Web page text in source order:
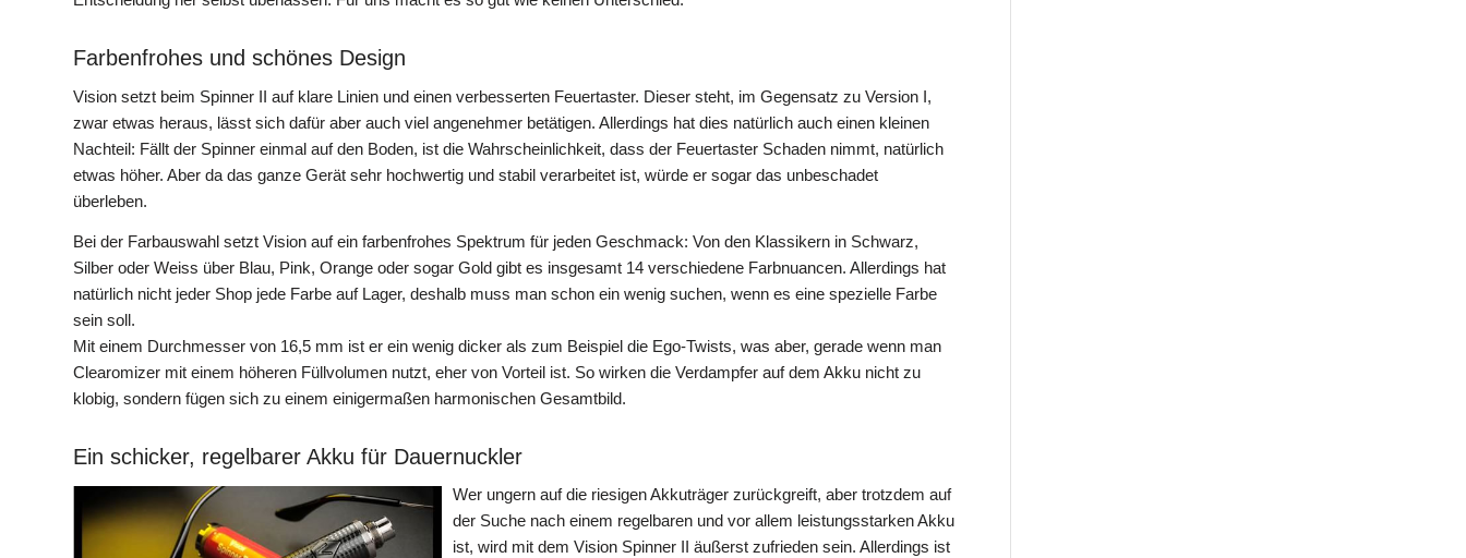
Farbenfrohes und schönes Design
Vision setzt beim Spinner II auf klare Linien und einen verbesserten Feuertaster. Dieser steht, im Gegensatz zu Version I,
zwar etwas heraus, lässt sich dafür aber auch viel angenehmer betätigen. Allerdings hat dies natürlich auch einen kleinen
Nachteil: Fällt der Spinner einmal auf den Boden, ist die Wahrscheinlichkeit, dass der Feuertaster Schaden nimmt, natürlich
etwas höher. Aber da das ganze Gerät sehr hochwertig und stabil verarbeitet ist, würde er sogar das unbeschadet
überleben.
Bei der Farbauswahl setzt Vision auf ein farbenfrohes Spektrum für jeden Geschmack: Von den Klassikern in Schwarz,
Silber oder Weiss über Blau, Pink, Orange oder sogar Gold gibt es insgesamt 14 verschiedene Farbnuancen. Allerdings hat
natürlich nicht jeder Shop jede Farbe auf Lager, deshalb muss man schon ein wenig suchen, wenn es eine spezielle Farbe
sein soll.
Mit einem Durchmesser von 16,5 mm ist er ein wenig dicker als zum Beispiel die Ego-Twists, was aber, gerade wenn man
Clearomizer mit einem höheren Füllvolumen nutzt, eher von Vorteil ist. So wirken die Verdampfer auf dem Akku nicht zu
klobig, sondern fügen sich zu einem einigermaßen harmonischen Gesamtbild.
Ein schicker, regelbarer Akku für Dauernuckler
Wer ungern auf die riesigen Akkuträger zurückgreift, aber trotzdem auf
der Suche nach einem regelbaren und vor allem leistungsstarken Akku
ist, wird mit dem Vision Spinner II äußerst zufrieden sein. Allerdings ist